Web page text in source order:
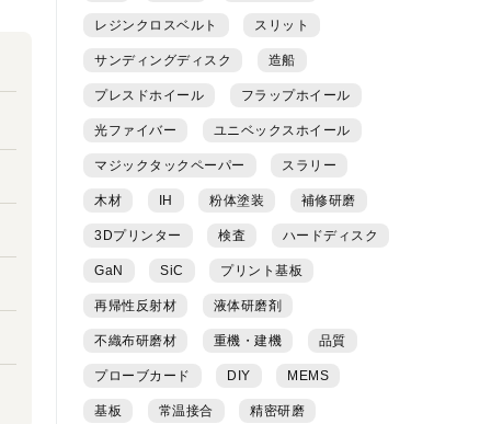
レジンクロスベルト スリット
サンディングディスク 造船
プレスドホイール フラップホイール
光ファイバー ユニベックスホイール
マジックタックペーパー スラリー
木材 IH 粉体塗装 補修研磨
3Dプリンター 検査 ハードディスク
GaN SiC プリント基板
再帰性反射材 液体研磨剤
不織布研磨材 重機・建機 品質
プローブカード DIY MEMS
基板 常温接合 精密研磨